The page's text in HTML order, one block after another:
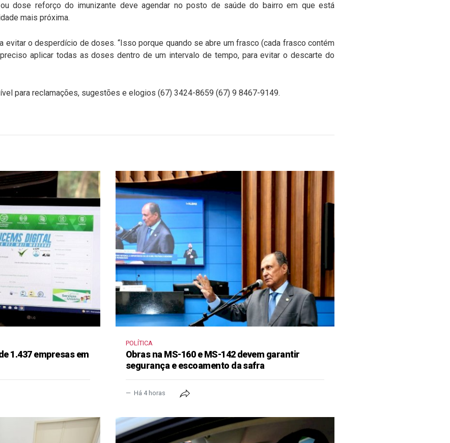
dose reforço do imunizante deve agendar no posto de saúde do bairro em que está
mais próxima.
evitar o desperdício de doses. “Isso porque quando se abre um frasco (cada frasco contém
aplicar todas as doses dentro de um intervalo de tempo, para evitar o descarte do
para reclamações, sugestões e elogios (67) 3424-8659 (67) 9 8467-9149.
1.437 empresas em
POLÍTICA
Obras na MS-160 e MS-142 devem garantir
segurança e escoamento da safra
Há 4 horas